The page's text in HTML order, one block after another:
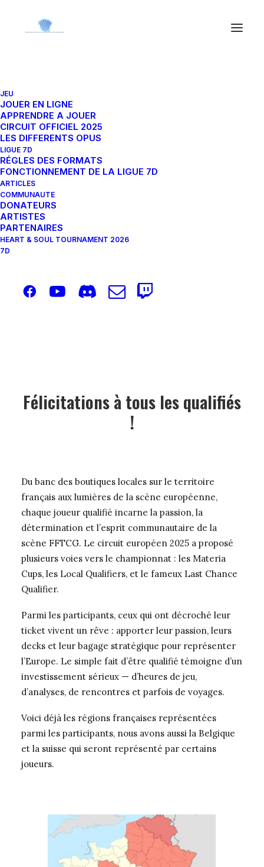
JEU
JOUER EN LIGNE
APPRENDRE A JOUER
CIRCUIT OFFICIEL 2025
LES DIFFERENTS OPUS
LIGUE 7D
RÉGLES DES FORMATS
FONCTIONNEMENT DE LA LIGUE 7D
ARTICLES
COMMUNAUTE
DONATEURS
ARTISTES
PARTENAIRES
HEART & SOUL TOURNAMENT 2026
7D
InTous,Tournois et évènements
communautaire
•
On the road to the
European Championship
Félicitations à tous les qualifiés
!
Du banc des boutiques locales sur le territoire
français aux lumières de la scène européenne,
chaque joueur qualifié incarne la passion, la
détermination et l’esprit communautaire de la
scène FFTCG. Le circuit européen 2025 a proposé
plusieurs voies vers le championnat : les Materia
Cups, les Local Qualifiers, et le fameux Last Chance
Qualifier.
Parmi les participants, ceux qui ont décroché leur
ticket vivent un rêve : apporter leur passion, leurs
decks et leur bagage stratégique pour représenter
l’Europe. Le simple fait d’être qualifié témoigne d’un
investissement sérieux — d’heures de jeu,
d’analyses, de rencontres et parfois de voyages.
Voici déjà les régions françaises représentées
parmi les participants, nous avons aussi la Belgique
et la suisse qui seront représenté par certains
joueurs.